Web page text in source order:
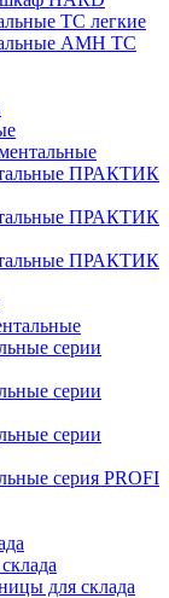
ТС легкие
AMH TC
ПРАКТИК
ПРАКТИК
ПРАКТИК
серии
серии
серии
серия PROFI
для склада